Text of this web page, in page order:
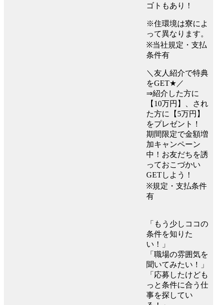
ゴトもあり！
※住環境は寮によ
って異なります。
※当社規定・支払
条件有
＼友人紹介で特典
をGET★／
⇒紹介した方に
【10万円】、され
た方に【5万円】
をプレゼント！
期間限定で金額増
加キャンペーン
中！お友だちを誘
っておこづかい
GETしよう！
※規定・支払条件
有
「もう少しココの
条件を知りた
い！」
「職場の雰囲気を
聞いてみたい！」
「応募したけども
っと条件に合う仕
事を探してい